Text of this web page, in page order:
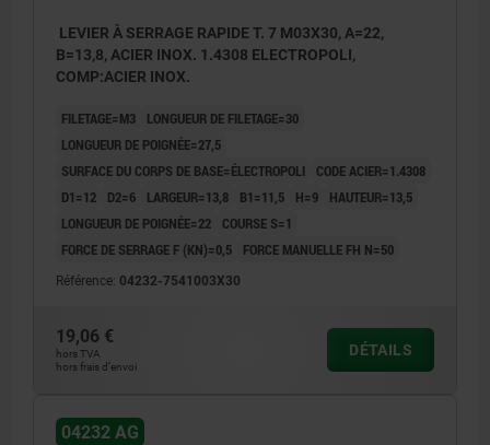
LEVIER À SERRAGE RAPIDE T. 7 M03X30, A=22,
B=13,8, ACIER INOX. 1.4308 ELECTROPOLI,
COMP:ACIER INOX.
FILETAGE=M3
LONGUEUR DE FILETAGE=30
LONGUEUR DE POIGNÉE=27,5
SURFACE DU CORPS DE BASE=ÉLECTROPOLI
CODE ACIER=1.4308
D1=12
D2=6 LARGEUR=13,8 B1=11,5 H=9
HAUTEUR=13,5
LONGUEUR DE POIGNÉE=22
COURSE S=1
FORCE DE SERRAGE F (KN)=0,5
FORCE MANUELLE FH N=50
Référence: 04232-7541003X30
19,06 €
hors TVA
hors frais d’envoi
DÉTAILS
04232 AG